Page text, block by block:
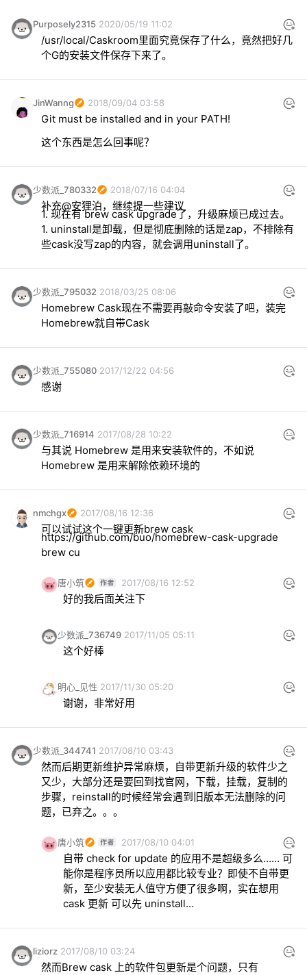
Purposely2315 2020/05/19 11:02
/usr/local/Caskroom里面究竟保存了什么，竟然把好几
个G的安装文件保存下来了。
JinWanng 2018/09/04 03:58
这个东西是怎么回事呢？
少数派_780332 2018/07/16 04:04
1. uninstall是卸载，但是彻底删除的话是zap，不排除有
些cask没写zap的内容，就会调用uninstall了。
少数派_795032 2018/03/25 08:06
Homebrew Cask现在不需要再敲命令安装了吧，装完
Homebrew就自带Cask
少数派_755080 2017/12/22 04:56
感谢
少数派_716914 2017/08/28 10:22
与其说 Homebrew 是用来安装软件的，不如说
Homebrew 是用来解除依赖环境的
nmchgx 2017/08/16 12:36
可以试试这个一键更新brew cask
https://github.com/buo/homebrew-cask-upgrade
brew cu
唐小筑 2017/08/16 12:52
好的我后面关注下
少数派_736749 2017/11/05 05:11
这个好棒
明心_见性 2017/11/30 05:20
谢谢，非常好用
少数派_344741 2017/08/10 03:43
然而后期更新维护异常麻烦，自带更新升级的软件少之
又少，大部分还是要回到找官网，下载，挂载，复制的
步骤，reinstall的时候经常会遇到旧版本无法删除的问
题，已弃之。。。
唐小筑 2017/08/10 04:01
自带 check for update 的应用不是超级多么…… 可
能你是程序员所以应用都比较专业？即使不自带更
新，至少安装无人值守方便了很多啊，实在想用
cask 更新 可以先 uninstall…
liziorz 2017/08/10 03:24
然而Brew cask 上的软件包更新是个问题，只有